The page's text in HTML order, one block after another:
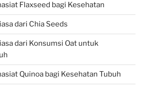
Flaxseed bagi Kesehatan
dari Chia Seeds
dari Konsumsi Oat untuk
Quinoa bagi Kesehatan Tubuh